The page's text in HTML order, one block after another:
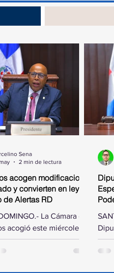
acogen modificaciones
y convierten en ley
de Alertas RD
La Cámara de
acogió este miércoles
hechas por el
la República al proyecto
Sena
2 min de lectura
por
este